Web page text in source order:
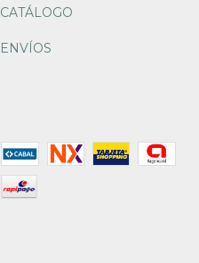
CATÁLOGO
ENVÍOS